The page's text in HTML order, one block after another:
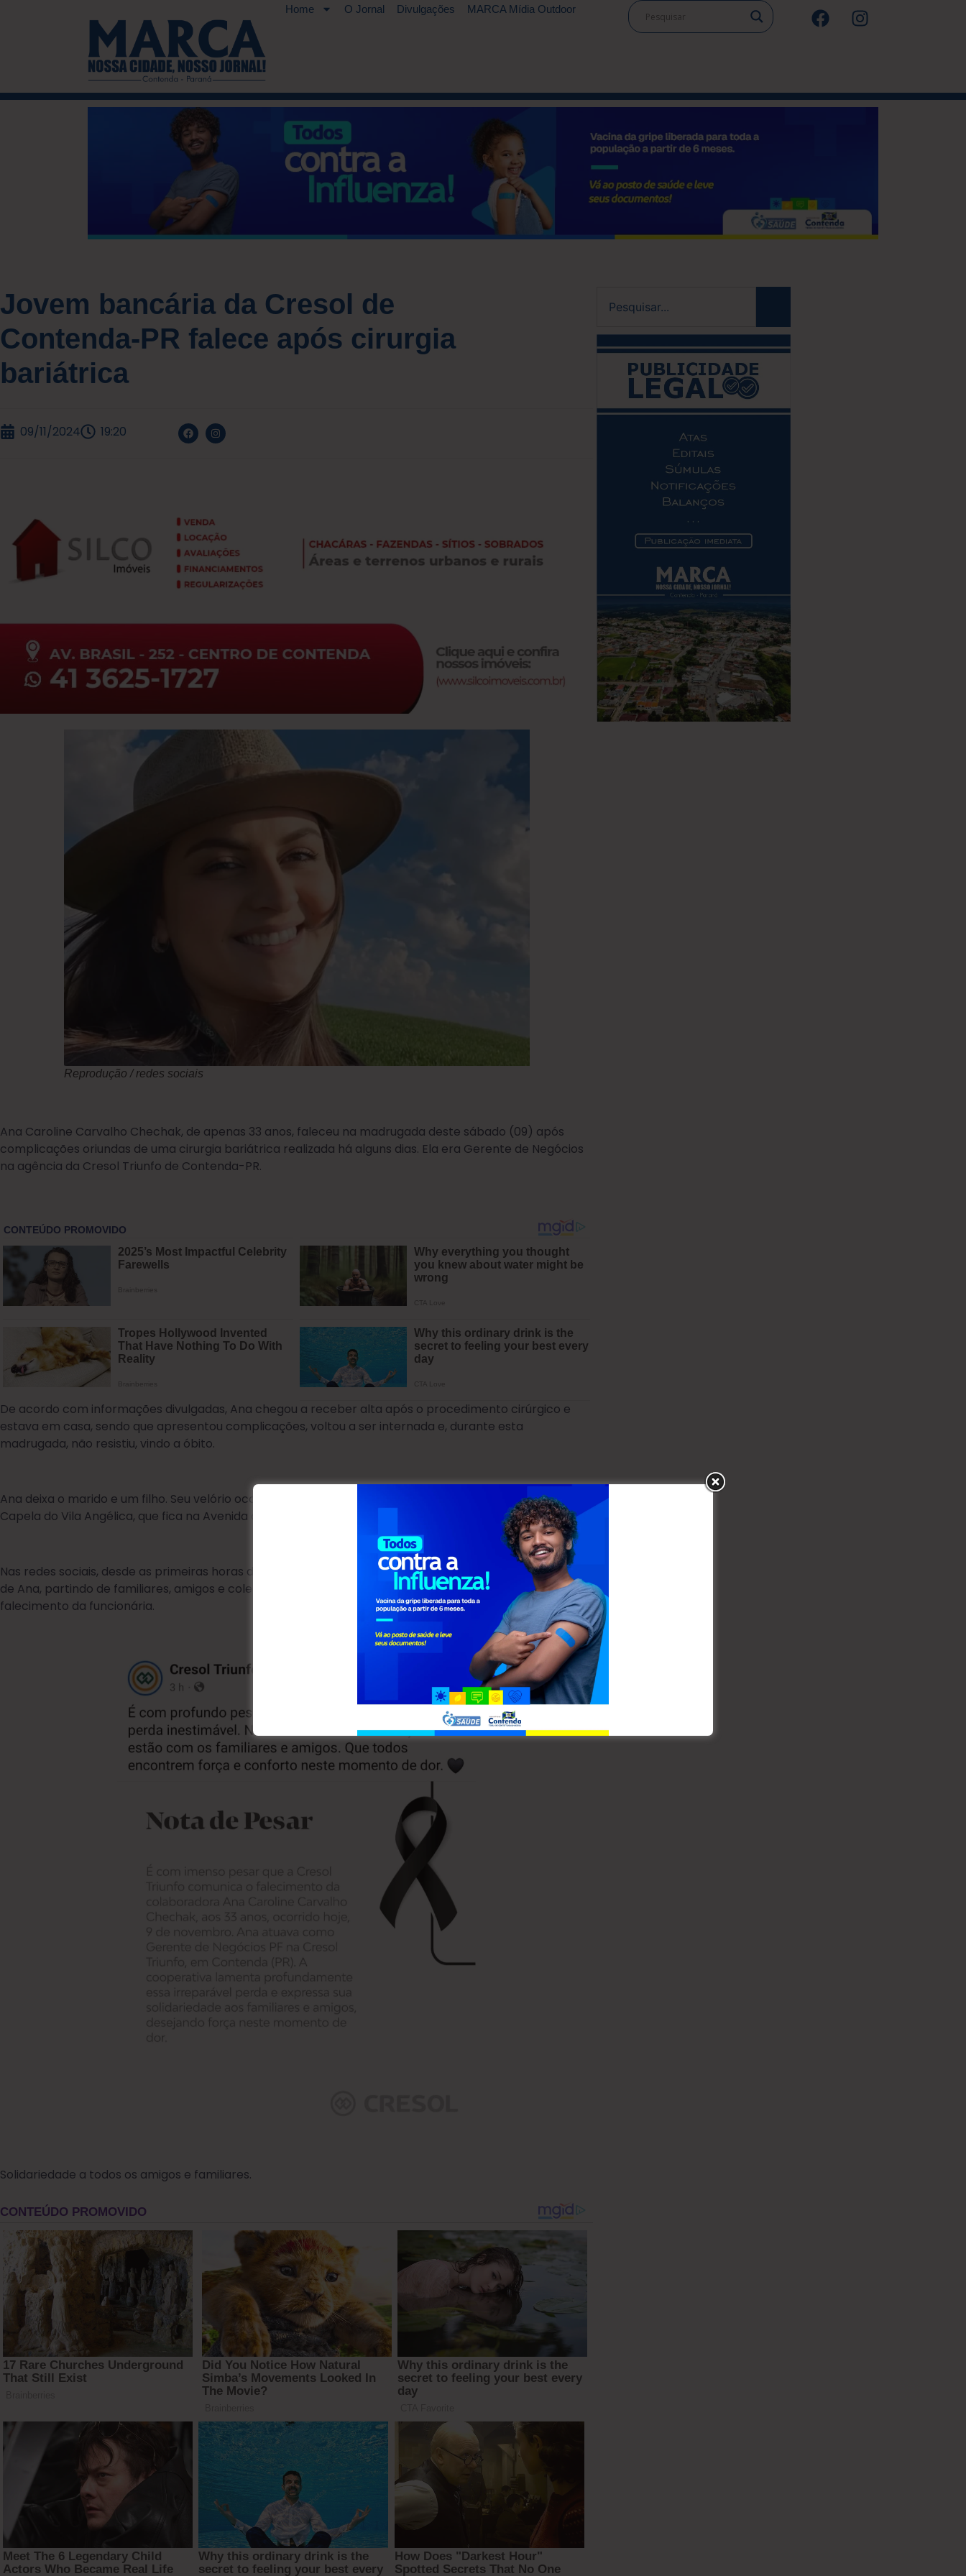
Home O Jornal Divulgações MARCA Mídia Outdoor
Jovem bancária da Cresol de
Contenda-PR falece após cirurgia
bariátrica
09/11/2024 19:20
Reprodução / redes sociais
Ana Caroline Carvalho Chechak, de apenas 33 anos, faleceu na madrugada deste sábado (09) após
complicações oriundas de uma cirurgia bariátrica realizada há alguns dias. Ela era Gerente de Negócios
na agência da Cresol Triunfo de Contenda-PR.
De acordo com informações divulgadas, Ana chegou a receber alta após o procedimento cirúrgico e
estava em casa, sendo que apresentou complicações, voltou a ser internada e, durante esta
madrugada, não resistiu, vindo a óbito.
Ana deixa o marido e um filho. Seu velório ocorre na capela Nossa Senhora das Dores, conhecida como
Capela do Vila Angélica, que fica na Avenida das Araucárias, município de Araucária.
Nas redes sociais, desde as primeiras horas da manhã, são várias as manifestações de luto pela morte
de Ana, partindo de familiares, amigos e colegas de trabalho. A Cresol divulgou uma nota de pesar pelo
falecimento da funcionária.
Solidariedade a todos os amigos e familiares.